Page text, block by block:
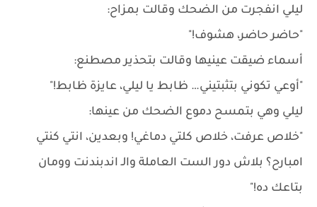
ليلي انفجرت من الضحك وقالت بمزاح:
"حاضر حاضر، هشوف!"
أسماء ضيقت عينيها وقالت بتحذير مصطنع:
"أوعي تكوني بتثبتيني… ظابط يا ليلي، عايزة ظابط!"
ليلي وهي بتمسح دموع الضحك من عينها:
"خلاص عرفت، خلاص كلتي دماغي! وبعدين، انتي كنتي
امبارح؟ بلاش دور الست العاملة والـ اندبندنت وومان
بتاعك ده!"